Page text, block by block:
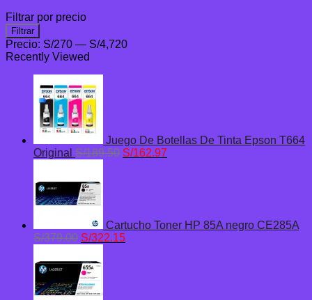
Filtrar por precio
Precio
mínimo
Precio
máximo
Filtrar
Precio: S/270 — S/4,720
Recently Viewed
Juego De Botellas De Tinta Epson T664
Original S/189.50 El
S/162.97
Cartucho Toner HP 85A negro CE285A
S/379.00 El
original
era:
S/379.00.
S/322.15El